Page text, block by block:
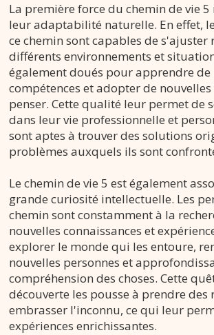
La première force du chemin de vie 5
leur adaptabilité naturelle. En effet,
ce chemin sont capables de s'ajuster
différents environnements et
également doués pour apprendre de
compétences et adopter de nouvelles
penser. Cette qualité leur permet de
dans leur vie professionnelle et
sont aptes à trouver des solutions
problèmes auxquels ils sont
Le chemin de vie 5 est également
grande curiosité intellectuelle. Les
chemin sont constamment à la
nouvelles connaissances et
explorer le monde qui les entoure,
nouvelles personnes et
compréhension des choses. Cette
découverte les pousse à prendre des
embrasser l'inconnu, ce qui leur
expériences enrichissantes.